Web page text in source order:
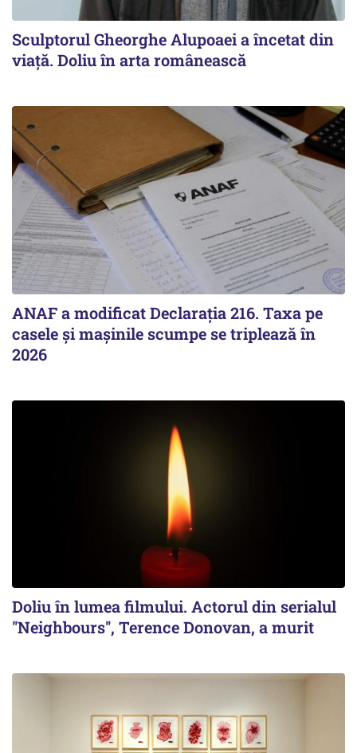
Sculptorul Gheorghe Alupoaei a încetat din
viață. Doliu în arta românească
ANAF a modificat Declarația 216. Taxa pe
casele și mașinile scumpe se triplează în
2026
Doliu în lumea filmului. Actorul din serialul
''Neighbours'', Terence Donovan, a murit